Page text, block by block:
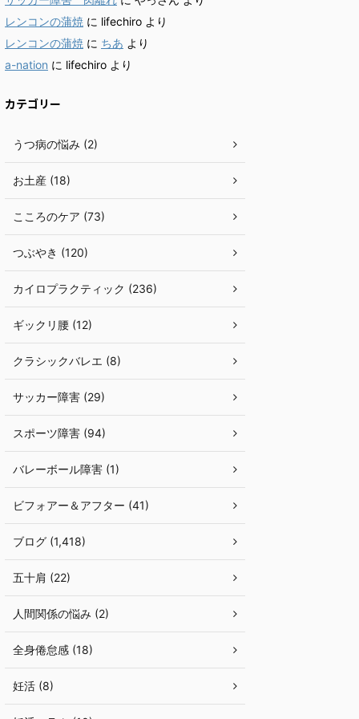
レンコンの蒲焼 に lifechiro より
レンコンの蒲焼 に ちあ より
a-nation に lifechiro より
カテゴリー
うつ病の悩み (2)
お土産 (18)
こころのケア (73)
つぶやき (120)
カイロプラクティック (236)
ギックリ腰 (12)
クラシックバレエ (8)
サッカー障害 (29)
スポーツ障害 (94)
バレーボール障害 (1)
ビフォアー＆アフター (41)
ブログ (1,418)
五十肩 (22)
人間関係の悩み (2)
全身倦怠感 (18)
妊活 (8)